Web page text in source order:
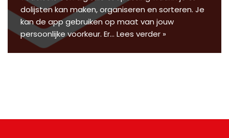
dolijsten kan maken, organiseren en sorteren. Je
kan de app gebruiken op maat van jouw
persoonlijke voorkeur. Er… Lees verder »